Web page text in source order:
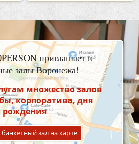
приглашает в
залы Воронежа!
множество залов
корпоратива, дня
рождения
зал на карте